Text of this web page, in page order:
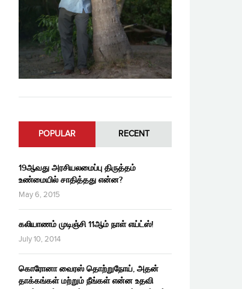
POPULAR RECENT
19ஆவது அரசியலமைப்பு திருத்தம்
உண்மையில் சாதித்தது என்ன?
May 6, 2015
கலியாணம் முடிஞ்சி 11ஆம் நாள் எய்ட்ஸ்!
July 10, 2014
கொரோனா வைரஸ் தொற்றுநோய், அதன்
தாக்கங்கள் மற்றும் நீங்கள் என்ன உதவி